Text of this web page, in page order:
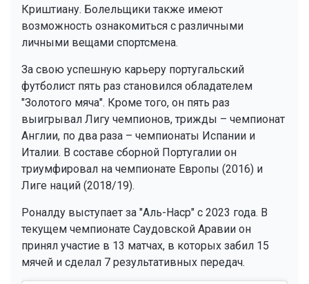
Криштиану. Болельщики также имеют
возможность ознакомиться с различными
личными вещами спортсмена.
За свою успешную карьеру португальский
футболист пять раз становился обладателем
"Золотого мяча". Кроме того, он пять раз
выигрывал Лигу чемпионов, трижды – чемпионат
Англии, по два раза – чемпионаты Испании и
Италии. В составе сборной Португалии он
триумфировал на чемпионате Европы (2016) и
Лиге наций (2018/19).
Роналду выступает за "Аль-Наср" с 2023 года. В
текущем чемпионате Саудовской Аравии он
принял участие в 13 матчах, в которых забил 15
мячей и сделал 7 результативных передач.